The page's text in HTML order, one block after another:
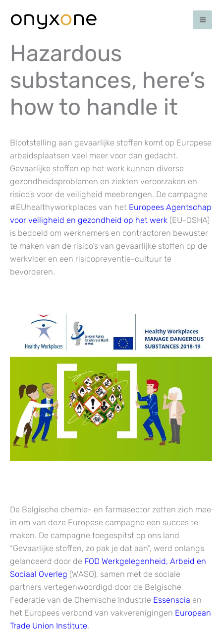
Hazardous
substances, here’s
how to handle it
Blootstelling aan gevaarlijke stoffen komt op Europese
arbeidsplaatsen veel meer voor dan gedacht.
Gevaarlijke stoffen op het werk kunnen diverse
gezondheidsproblemen en ziekten veroorzaken en
risico’s voor de veiligheid meebrengen. De campagne
#EUhealthyworkplaces van het Europees Agentschap
voor veiligheid en gezondheid op het werk (EU-OSHA)
is bedoeld om werknemers en contractoren bewuster
te maken van de risico’s van gevaarlijke stoffen op de
werkvloer en een risicopreventie-cultuur te
bevorderen.
De Belgische chemie- en farmasector zetten zich mee
in om van deze Europese campagne een succes te
maken. De campagne toegespitst op ons land
“Gevaarlijke stoffen, zo pak je dat aan”, werd onlangs
gelanceerd door de FOD Werkgelegenheid, Arbeid en
Sociaal Overleg (WASO), samen met de sociale
partners vertegenwoordigd door de Belgische
Federatie van de Chemische Industrie Essenscia en
het Europees verbond van vakverenigingen European
Trade Union Institute.